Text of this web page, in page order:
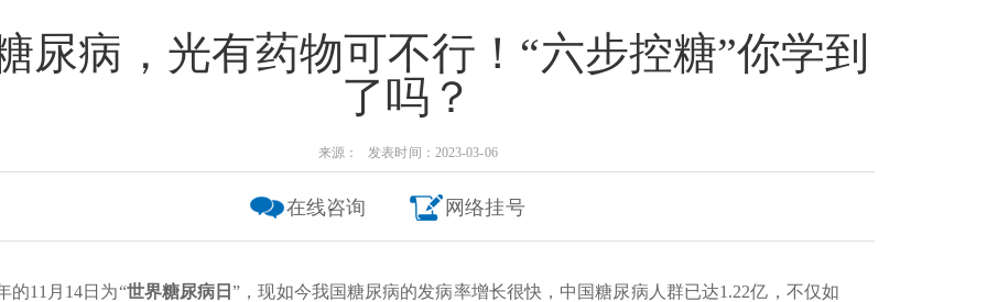
尿病，光有药物可不行！“六步控糖”你学到
了吗？
来源： 发表时间：2023-03-06
在线咨询 网络挂号
的11月14日为“世界糖尿病日”，现如今我国糖尿病的发病率增长很快，中国糖尿病人群已达1.22亿，不仅如